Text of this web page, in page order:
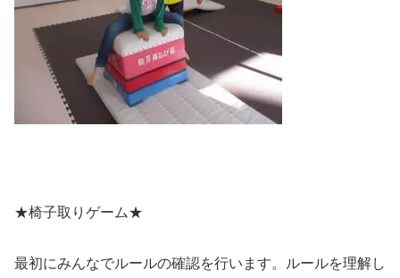
★椅子取りゲーム★
最初にみんなでルールの確認を行います。ルールを理解し